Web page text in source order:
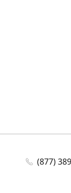
(877)